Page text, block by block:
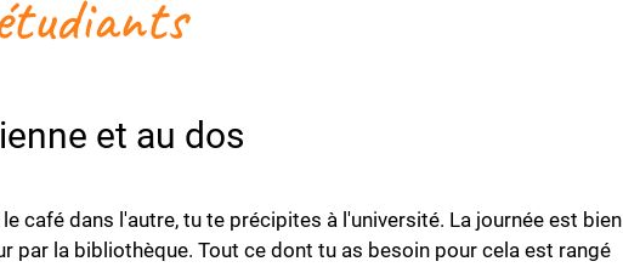
et au dos
café dans l'autre, tu te précipites à l'université. La journée est bien
par la bibliothèque. Tout ce dont tu as besoin pour cela est rangé